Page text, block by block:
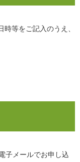
等をご記入のうえ、
子メールでお申し込